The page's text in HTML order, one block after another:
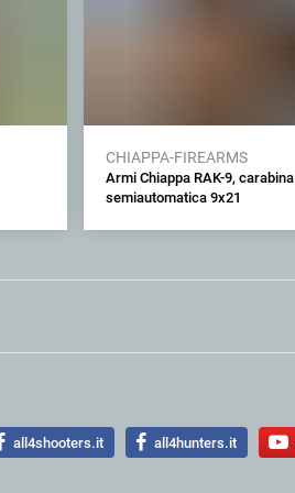
CHIAPPA-FIREARMS
Armi Chiappa RAK-9, carabina
semiautomatica 9x21
all4shooters.it all4hunters.it